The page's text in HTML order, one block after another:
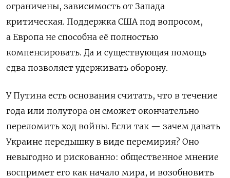
ограничены, зависимость от Запада
критическая. Поддержка США под вопросом,
а Европа не способна её полностью
компенсировать. Да и существующая помощь
едва позволяет удерживать оборону.
У Путина есть основания считать, что в течение
года или полутора он сможет окончательно
переломить ход войны. Если так — зачем давать
Украине передышку в виде перемирия? Оно
невыгодно и рискованно: общественное мнение
воспримет его как начало мира, и возобновить